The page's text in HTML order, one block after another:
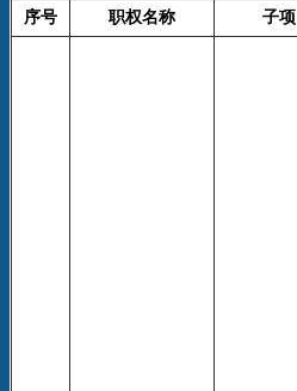
序号 职权名称 子项